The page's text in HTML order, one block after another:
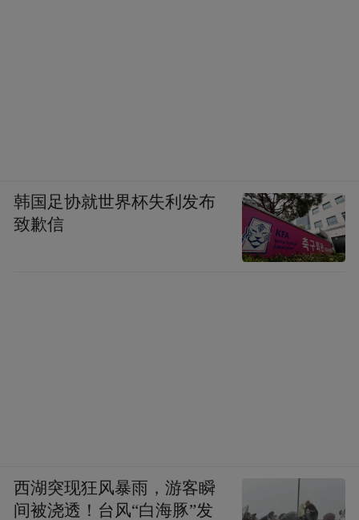
韩国足协就世界杯失利发布
致歉信
西湖突现狂风暴雨，游客瞬
间被浇透！台风“白海豚”发